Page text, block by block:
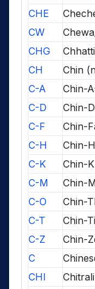
CHE
CW
CHG
CH
Chin
C-A
Chin-
C-D
Chin-
C-F
Chin-
C-H
Chin-
C-K
Chin-
C-M
Chin-
C-O
Chin-
C-T
Chin-
C-Z
Chin-
C
CHI